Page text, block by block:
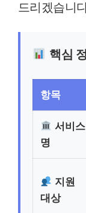
드리겠습니
핵심
항목
서비스
명
지원
대상